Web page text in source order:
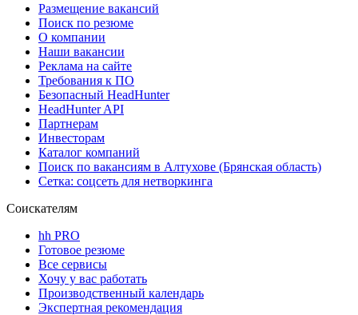
Размещение вакансий
Поиск по резюме
О компании
Наши вакансии
Реклама на сайте
Требования к ПО
Безопасный HeadHunter
HeadHunter API
Партнерам
Инвесторам
Каталог компаний
Поиск по вакансиям в Алтухове (Брянская область)
Сетка: соцсеть для нетворкинга
Соискателям
hh PRO
Готовое резюме
Все сервисы
Хочу у вас работать
Производственный календарь
Экспертная рекомендация